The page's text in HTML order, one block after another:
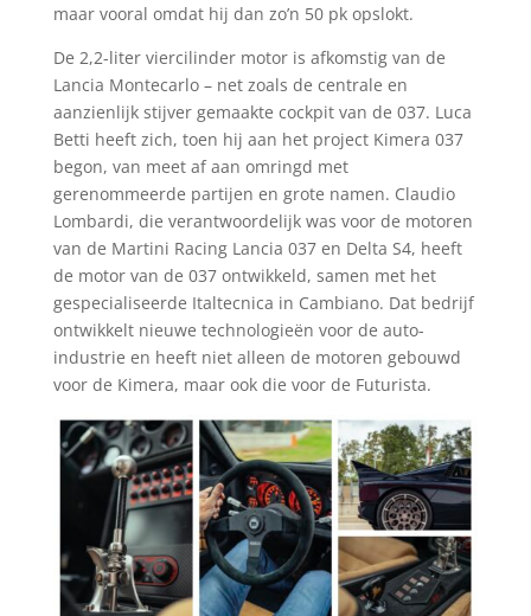
maar vooral omdat hij dan zo’n 50 pk opslokt.
De 2,2-liter viercilinder motor is afkomstig van de
Lancia Montecarlo – net zoals de centrale en
aanzienlijk stijver gemaakte cockpit van de 037. Luca
Betti heeft zich, toen hij aan het project Kimera 037
begon, van meet af aan omringd met
gerenommeerde partijen en grote namen. Claudio
Lombardi, die verantwoordelijk was voor de motoren
van de Martini Racing Lancia 037 en Delta S4, heeft
de motor van de 037 ontwikkeld, samen met het
gespecialiseerde Italtecnica in Cambiano. Dat bedrijf
ontwikkelt nieuwe technologieën voor de auto-
industrie en heeft niet alleen de motoren gebouwd
voor de Kimera, maar ook die voor de Futurista.